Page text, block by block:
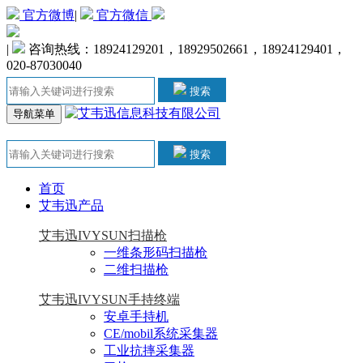
官方微博| 官方微信
|
咨询热线：18924129201，18929502661，18924129401，
020-87030040
搜索
导航菜单
搜索
首页
艾韦迅产品
艾韦迅IVYSUN扫描枪
一维条形码扫描枪
二维扫描枪
艾韦迅IVYSUN手持终端
安卓手持机
CE/mobil系统采集器
工业抗摔采集器